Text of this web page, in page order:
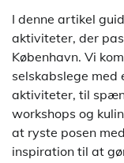
I denne artikel
aktiviteter, der
København. Vi
selskabslege
aktiviteter, til
workshops og
at ryste posen
inspiration til at